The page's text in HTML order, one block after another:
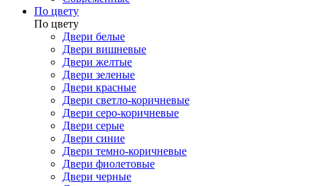
По цвету
По цвету
Двери белые
Двери вишневые
Двери желтые
Двери зеленые
Двери красные
Двери светло-коричневые
Двери серо-коричневые
Двери серые
Двери синие
Двери темно-коричневые
Двери фиолетовые
Двери черные